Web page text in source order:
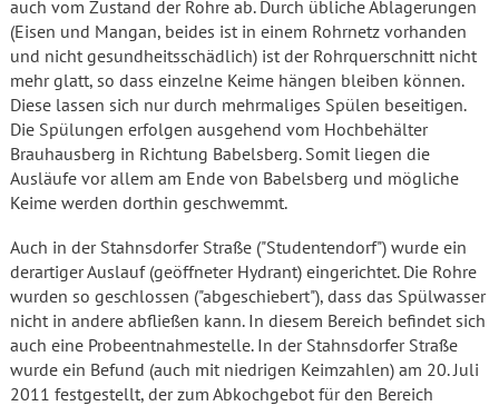
auch vom Zustand der Rohre ab. Durch übliche Ablagerungen
(Eisen und Mangan, beides ist in einem Rohrnetz vorhanden
und nicht gesundheitsschädlich) ist der Rohrquerschnitt nicht
mehr glatt, so dass einzelne Keime hängen bleiben können.
Diese lassen sich nur durch mehrmaliges Spülen beseitigen.
Die Spülungen erfolgen ausgehend vom Hochbehälter
Brauhausberg in Richtung Babelsberg. Somit liegen die
Ausläufe vor allem am Ende von Babelsberg und mögliche
Keime werden dorthin geschwemmt.
Auch in der Stahnsdorfer Straße ("Studentendorf") wurde ein
derartiger Auslauf (geöffneter Hydrant) eingerichtet. Die Rohre
wurden so geschlossen ("abgeschiebert"), dass das Spülwasser
nicht in andere abfließen kann. In diesem Bereich befindet sich
auch eine Probeentnahmestelle. In der Stahnsdorfer Straße
wurde ein Befund (auch mit niedrigen Keimzahlen) am 20. Juli
2011 festgestellt, der zum Abkochgebot für den Bereich